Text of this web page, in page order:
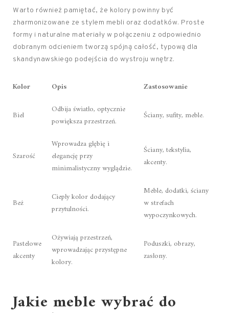
Warto również pamiętać, że kolory powinny być
zharmonizowane ze stylem mebli oraz dodatków. Proste
formy i naturalne materiały w połączeniu z odpowiednio
dobranym odcieniem tworzą spójną całość, typową dla
skandynawskiego podejścia do wystroju wnętrz.
Kolor Opis Zastosowanie
Biel
Odbija światło, optycznie
powiększa przestrzeń.
Ściany, sufity, meble.
Szarość
Wprowadza głębię i
elegancję przy
minimalistyczny wyglądzie.
Ściany, tekstylia,
akcenty.
Beż
Ciepły kolor dodający
przytulności.
Meble, dodatki, ściany
w strefach
wypoczynkowych.
Pastelowe
akcenty
Ożywiają przestrzeń,
wprowadzając przystępne
kolory.
Poduszki, obrazy,
zasłony.
Jakie meble wybrać do